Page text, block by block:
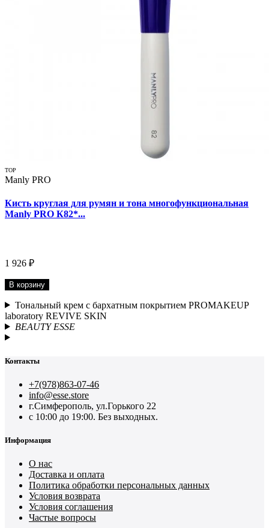
TOP
Manly PRO
Кисть круглая для румян и тона многофункциональная
Manly PRO К82*...
1 926 ₽
В корзину
Тональный крем с бархатным покрытием PROMAKEUP
laboratory REVIVE SKIN
BEAUTY ESSE
Контакты
+7(978)863-07-46
info@esse.store
г.Симферополь, ул.Горького 22
с 10:00 до 19:00. Без выходных.
Информация
О нас
Доставка и оплата
Политика обработки персональных данных
Условия возврата
Условия соглашения
Частые вопросы